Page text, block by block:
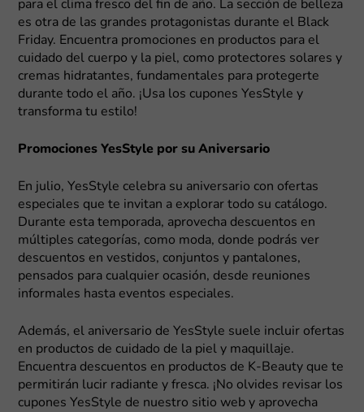
para el clima fresco del fin de año. La sección de belleza
es otra de las grandes protagonistas durante el Black
Friday. Encuentra promociones en productos para el
cuidado del cuerpo y la piel, como protectores solares y
cremas hidratantes, fundamentales para protegerte
durante todo el año. ¡Usa los cupones YesStyle y
transforma tu estilo!
Promociones YesStyle por su Aniversario
En julio, YesStyle celebra su aniversario con ofertas
especiales que te invitan a explorar todo su catálogo.
Durante esta temporada, aprovecha descuentos en
múltiples categorías, como moda, donde podrás ver
descuentos en vestidos, conjuntos y pantalones,
pensados para cualquier ocasión, desde reuniones
informales hasta eventos especiales.
Además, el aniversario de YesStyle suele incluir ofertas
en productos de cuidado de la piel y maquillaje.
Encuentra descuentos en productos de K-Beauty que te
permitirán lucir radiante y fresca. ¡No olvides revisar los
cupones YesStyle de nuestro sitio web y aprovecha